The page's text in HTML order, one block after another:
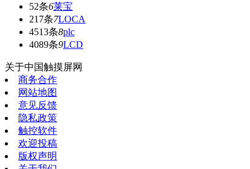
52条6莱宝
217条7LOCA
4513条8plc
4089条9LCD
关于中国触摸屏网
商务合作
网站地图
意见反馈
隐私政策
触控软件
欢迎投稿
版权声明